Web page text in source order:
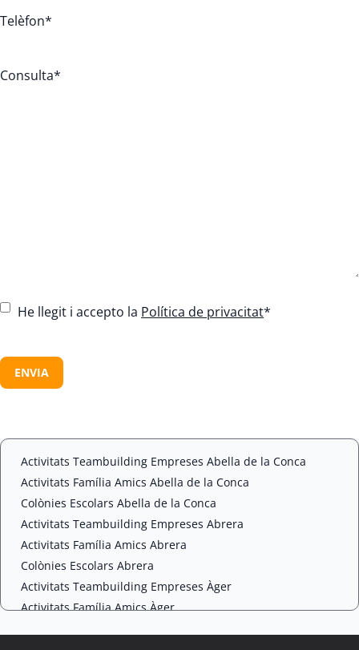
Telèfon*
Consulta*
C
s
e
*
He llegit i accepto la Política de privacitat*
A
P
H
Activitats Teambuilding Empreses Abella de la Conca
Activitats Família Amics Abella de la Conca
Colònies Escolars Abella de la Conca
Activitats Teambuilding Empreses Abrera
Activitats Família Amics Abrera
Colònies Escolars Abrera
Activitats Teambuilding Empreses Àger
Activitats Família Amics Àger